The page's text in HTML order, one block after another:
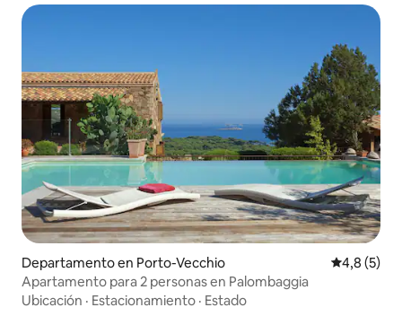
Departamento en Porto-Vecchio
4,8 (5)
Apartamento para 2 personas en Palombaggia
Ubicación · Estacionamiento · Estado